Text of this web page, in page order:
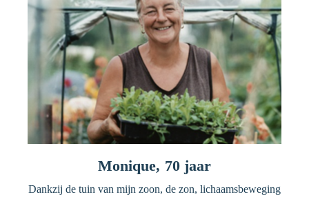
Monique, 70 jaar
Dankzij de tuin van mijn zoon, de zon, lichaamsbeweging